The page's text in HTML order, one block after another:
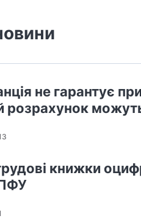
не гарантує
розрахунок
книжки